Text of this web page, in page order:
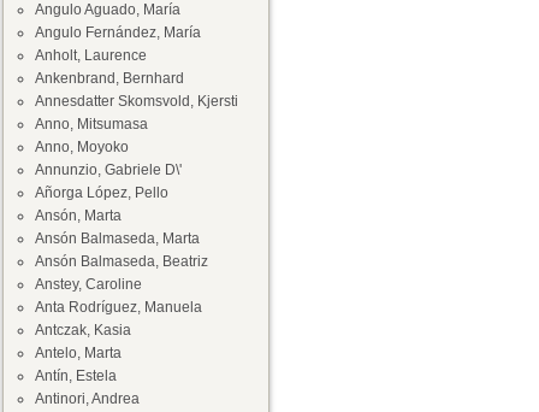
Angulo Aguado, María
Angulo Fernández, María
Anholt, Laurence
Ankenbrand, Bernhard
Annesdatter Skomsvold, Kjersti
Anno, Mitsumasa
Anno, Moyoko
Annunzio, Gabriele D\'
Añorga López, Pello
Ansón, Marta
Ansón Balmaseda, Marta
Ansón Balmaseda, Beatriz
Anstey, Caroline
Anta Rodríguez, Manuela
Antczak, Kasia
Antelo, Marta
Antín, Estela
Antinori, Andrea